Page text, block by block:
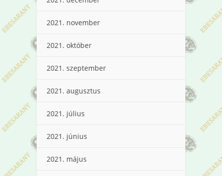
2021. november
2021. október
2021. szeptember
2021. augusztus
2021. július
2021. június
2021. május